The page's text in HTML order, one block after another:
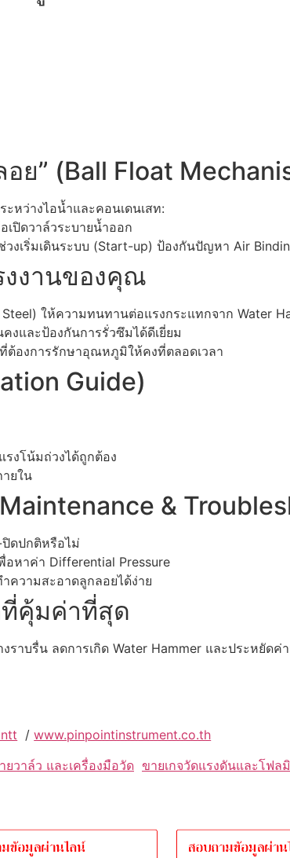
ย” (Ball Float
หว่างไอน้ำและคอนเดนเสท:
เปิดวาล์วระบายน้ำออก
งเริ่มเดินระบบ (Start-up) ป้องกันปัญหา Air
งงานของคุณ
ให้ความทนทานต่อแรงกระแทกจาก Water
และป้องกันการรั่วซึมได้ดีเยี่ยม
ต้องการรักษาอุณหภูมิให้คงที่ตลอดเวลา
Guide)
รงโน้มถ่วงได้ถูกต้อง
ยใน
&
ปิดปกติหรือไม่
หาค่า Differential Pressure
ความสะอาดลูกลอยได้ง่าย
ที่คุ้มค่าที่สุด
าบรื่น ลดการเกิด Water Hammer และประหยัดค่า
/www.pinpointinstrument.co.th
ยวาล์ว และเครื่องมือวัด ขายเกจวัดแรงดันและโฟล